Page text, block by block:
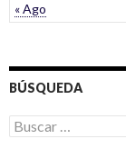
« Ago
BÚSQUEDA
B
u